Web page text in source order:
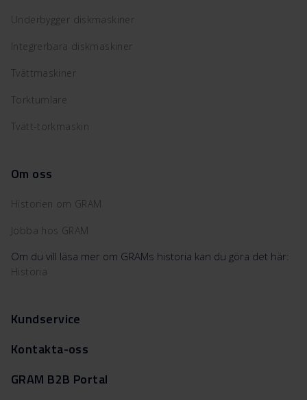
Underbygger diskmaskiner
Integrerbara diskmaskiner
Tvättmaskiner
Torktumlare
Tvätt-torkmaskin
Om oss
Historien om GRAM
Jobba hos GRAM
Om du vill läsa mer om GRAMs historia kan du göra det här:
Historia
Kundservice
Kontakta-oss
GRAM B2B Portal